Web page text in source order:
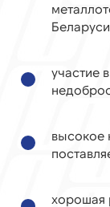
участие
высокое
хорошая